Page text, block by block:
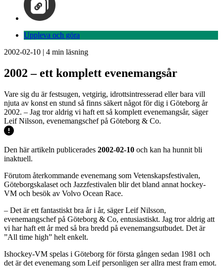
Uppleva och göra
2002-02-10 | 4 min läsning
2002 – ett komplett evenemangsår
Vare sig du är festsugen, vetgirig, idrottsintresserad eller bara vill
njuta av konst en stund så finns säkert något för dig i Göteborg år
2002. – Jag tror aldrig vi haft ett så komplett evenemangsår, säger
Leif Nilsson, evenemangschef på Göteborg & Co.
Den här artikeln publicerades 2002-02-10 och kan ha hunnit bli
inaktuell.
Förutom återkommande evenemang som Vetenskapsfestivalen,
Göteborgskalaset och Jazzfestivalen blir det bland annat hockey-
VM och besök av Volvo Ocean Race.
– Det är ett fantastiskt bra år i år, säger Leif Nilsson,
evenemangschef på Göteborg & Co, entusiastiskt. Jag tror aldrig att
vi har haft ett år med så bra bredd på evenemangsutbudet. Det är
”All time high” helt enkelt.
Ishockey-VM spelas i Göteborg för första gången sedan 1981 och
det är det evenemang som Leif personligen ser allra mest fram emot.